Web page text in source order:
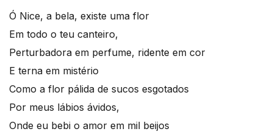
Ó Nice, a bela, existe uma flor
Em todo o teu canteiro,
Perturbadora em perfume, ridente em cor
E terna em mistério
Como a flor pálida de sucos esgotados
Por meus lábios ávidos,
Onde eu bebi o amor em mil beijos